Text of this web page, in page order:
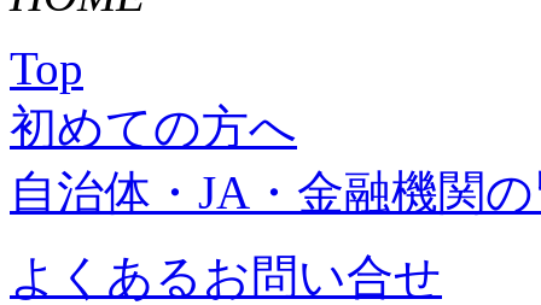
Top
初めての方へ
自治体・JA・金融機関
よくあるお問い合せ